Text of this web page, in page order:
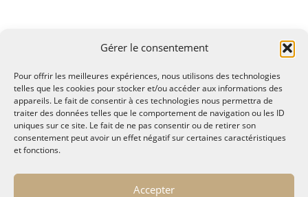
Gérer le consentement
Pour offrir les meilleures expériences, nous utilisons des technologies
telles que les cookies pour stocker et/ou accéder aux informations des
appareils. Le fait de consentir à ces technologies nous permettra de
traiter des données telles que le comportement de navigation ou les ID
uniques sur ce site. Le fait de ne pas consentir ou de retirer son
consentement peut avoir un effet négatif sur certaines caractéristiques
et fonctions.
Accepter
© MALTAE, Mémoire A Lire, Territoire A l'Ecoute / 1995-
2025